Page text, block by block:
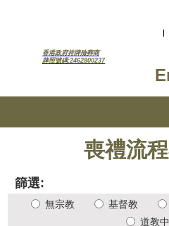
香港政府持牌殮葬商
牌照號碼:2462800237
喪禮流
篩選:
無宗教 基督教
道教